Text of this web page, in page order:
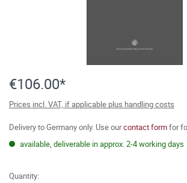
€106.00*
Prices incl. VAT, if applicable plus handling costs
Delivery to Germany only. Use ourcontact formfor
available, deliverable in approx. 2-4 working days
Quantity: